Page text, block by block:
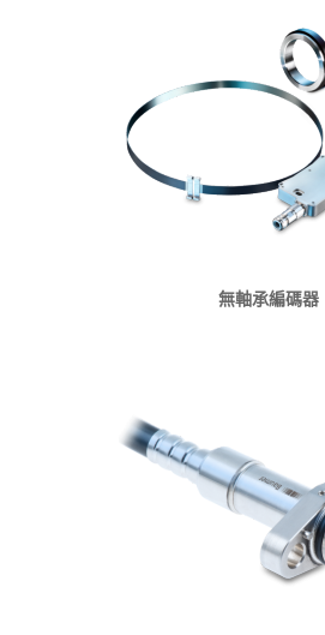
無軸承編碼器